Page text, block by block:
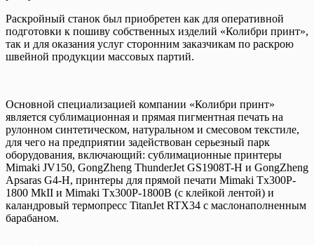
Раскройный станок был приобретен как для оперативной
подготовки к пошиву собственных изделий «Колибри принт»,
так и для оказания услуг сторонним заказчикам по раскрою
швейной продукции массовых партий.
Основной специализацией компании «Колибри принт»
является сублимационная и прямая пигментная печать на
рулонном синтетическом, натуральном и смесовом текстиле,
для чего на предприятии задействован серьезный парк
оборудования, включающий: сублимационные принтеры
Mimaki JV150, GongZheng ThunderJet GS1908T-H и GongZheng
Apsaras G4-H, принтеры для прямой печати Mimaki Tx300P-
1800 MkII и Mimaki Tx300P-1800B (с клейкой лентой) и
каландровый термопресс TitanJet RTX34 с маслонаполненным
барабаном.